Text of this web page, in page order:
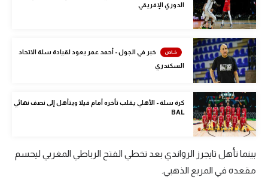
ركن الألعاب
أقسام خاصة
Gamers
ميركاتو
تحقيق في الجول
الدوري الإفريقي
خبر في الجول - أحمد عمر يعود لقيادة سلة الاتحاد
السكندري
كرة سلة - الأهلي يقلب تأخره أمام فيلا ويتأهل إلى نصف نهائي
BAL
بينما تأهل تايجرز الرواندي بعد تخطي الفتح الرباطي المغربي ليحسم
مقعده في المربع الذهبي.